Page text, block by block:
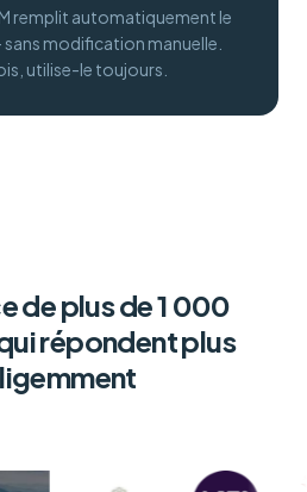
remplit automatiquement le
modification manuelle.
utilise-le toujours.
de plus de 1 000
répondent plus